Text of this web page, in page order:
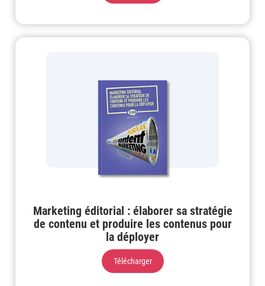
Marketing éditorial : élaborer sa stratégie
de contenu et produire les contenus pour
la déployer
Télécharger